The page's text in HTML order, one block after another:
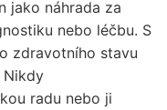
jako náhrada za
nebo léčbu. S
zdravotního stavu
Nikdy
radu nebo ji